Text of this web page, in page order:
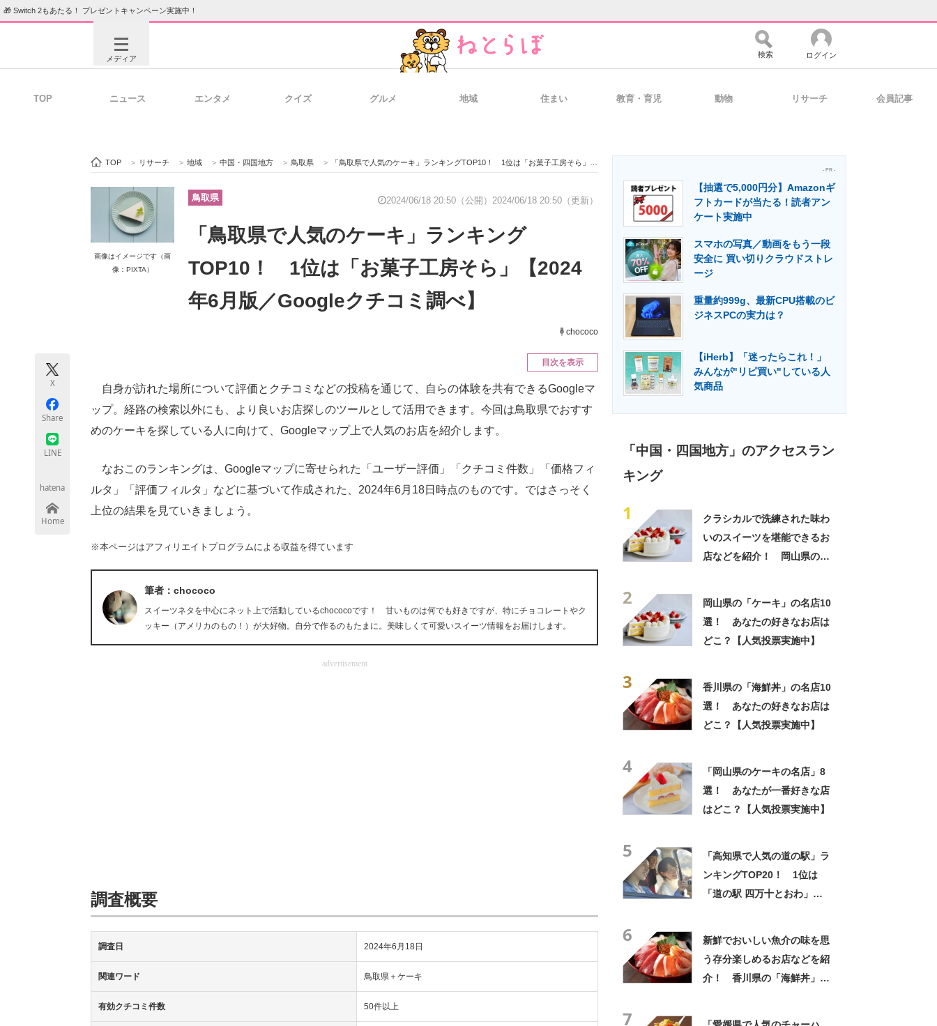
🎁 Switch 2もあたる！ プレゼントキャンペーン実施中！
メディア
ビジネスと働き方のヒント 経営リーダーのコミュニティ マーケ×ITの今がよく分かる
ITエンジニア向け専門サイト IT製品の技術・比較・事例 製造業のIT導入・活用を支援
エネルギーの専門メディア 建設×テクノロジーの最前線
ちょっと気になるネットの話題
検索 ログイン
TOP ニュース エンタメ クイズ グルメ 地域 住まい 教育・育児 動物 リサーチ 会員記事
TOP > リサーチ > 地域 > 中国・四国地方 > 鳥取県 > 「鳥取県で人気のケーキ」ランキングTOP10！ 1位は「お菓子工房そら」【2024年6月版／Googleクチコミ調べ】
画像はイメージです（画
像：PIXTA）
鳥取県 2024/06/18 20:50（公開） 2024/06/18 20:50（更新）
「鳥取県で人気のケーキ」ランキング
TOP10！ 1位は「お菓子工房そら」【2024
年6月版／Googleクチコミ調べ】
chococo
X
Share
LINE
hatena
Home
目次を表示
自身が訪れた場所について評価とクチコミなどの投稿を通じて、自らの体験を共有できるGoogleマ
ップ。経路の検索以外にも、より良いお店探しのツールとして活用できます。今回は鳥取県でおすす
めのケーキを探している人に向けて、Googleマップ上で人気のお店を紹介します。
なおこのランキングは、Googleマップに寄せられた「ユーザー評価」「クチコミ件数」「価格フィ
ルタ」「評価フィルタ」などに基づいて作成された、2024年6月18日時点のものです。ではさっそく
上位の結果を見ていきましょう。
※本ページはアフィリエイトプログラムによる収益を得ています
筆者：chococo
スイーツネタを中心にネット上で活動しているchococoです！ 甘いものは何でも好きですが、特にチョコレートやク
ッキー（アメリカのもの！）が大好物。自分で作るのもたまに。美味しくて可愛いスイーツ情報をお届けします。
advertisement
調査概要
調査日 2024年6月18日
関連ワード 鳥取県＋ケーキ
有効クチコミ件数 50件以上
- PR -
【抽選で5,000円分】Amazonギ
フトカードが当たる！読者アン
ケート実施中
スマホの写真／動画をもう一段
安全に 買い切りクラウドストレ
ージ
重量約999g、最新CPU搭載のビ
ジネスPCの実力は？
【iHerb】「迷ったらこれ！」
みんなが"リピ買い"している人
気商品
「中国・四国地方」のアクセスラン
キング
1
クラシカルで洗練された味わ
いのスイーツを堪能できるお
店などを紹介！ 岡山県の
2
岡山県の「ケーキ」の名店10
選！ あなたの好きなお店は
どこ？【人気投票実施中】
3
香川県の「海鮮丼」の名店10
選！ あなたの好きなお店は
どこ？【人気投票実施中】
4
「岡山県のケーキの名店」8
選！ あなたが一番好きな店
はどこ？【人気投票実施中】
5
「高知県で人気の道の駅」ラ
ンキングTOP20！ 1位は
「道の駅 四万十とおわ」
6
新鮮でおいしい魚介の味を思
う存分楽しめるお店などを紹
介！ 香川県の「海鮮丼」の
7